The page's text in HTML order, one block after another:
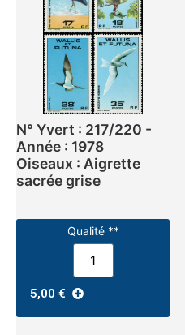
N° Yvert : 217/220 -
Année : 1978
Oiseaux : Aigrette
sacrée grise
Qualité **
5,00 €